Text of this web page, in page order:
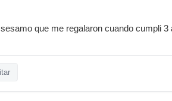
que me regalaron cuando cumpli 3